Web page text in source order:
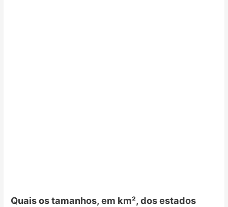
Quais os tamanhos, em km², dos estados